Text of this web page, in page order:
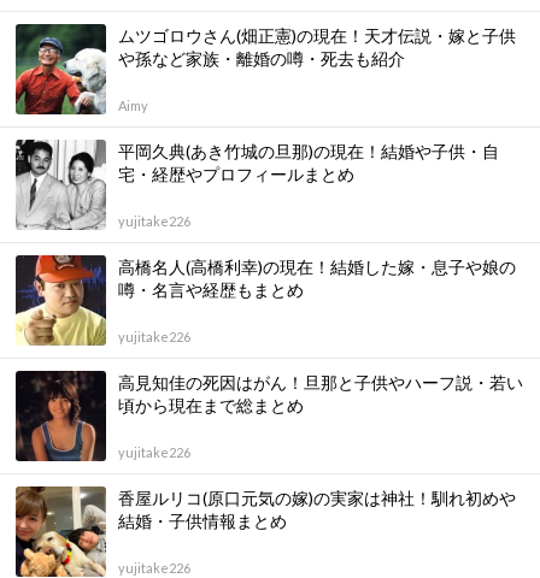
ムツゴロウさん(畑正憲)の現在！天才伝説・嫁と子供
や孫など家族・離婚の噂・死去も紹介
Aimy
平岡久典(あき竹城の旦那)の現在！結婚や子供・自
宅・経歴やプロフィールまとめ
yujitake226
高橋名人(高橋利幸)の現在！結婚した嫁・息子や娘の
噂・名言や経歴もまとめ
yujitake226
高見知佳の死因はがん！旦那と子供やハーフ説・若い
頃から現在まで総まとめ
yujitake226
香屋ルリコ(原口元気の嫁)の実家は神社！馴れ初めや
結婚・子供情報まとめ
yujitake226